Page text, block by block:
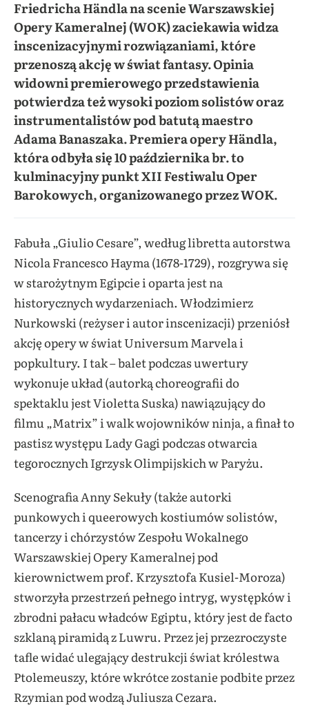
Friedricha Händla na scenie Warszawskiej
Opery Kameralnej (WOK) zaciekawia widza
inscenizacyjnymi rozwiązaniami, które
przenoszą akcję w świat fantasy. Opinia
widowni premierowego przedstawienia
potwierdza też wysoki poziom solistów oraz
instrumentalistów pod batutą maestro
Adama Banaszaka. Premiera opery Händla,
która odbyła się 10 października br. to
kulminacyjny punkt XII Festiwalu Oper
Barokowych, organizowanego przez WOK.
Fabuła „Giulio Cesare”, według libretta autorstwa
Nicola Francesco Hayma (1678-1729), rozgrywa się
w starożytnym Egipcie i oparta jest na
historycznych wydarzeniach. Włodzimierz
Nurkowski (reżyser i autor inscenizacji) przeniósł
akcję opery w świat Universum Marvela i
popkultury. I tak – balet podczas uwertury
wykonuje układ (autorką choreografii do
spektaklu jest Violetta Suska) nawiązujący do
filmu „Matrix” i walk wojowników ninja, a finał to
pastisz występu Lady Gagi podczas otwarcia
tegorocznych Igrzysk Olimpijskich w Paryżu.
Scenografia Anny Sekuły (także autorki
punkowych i queerowych kostiumów solistów,
tancerzy i chórzystów Zespołu Wokalnego
Warszawskiej Opery Kameralnej pod
kierownictwem prof. Krzysztofa Kusiel-Moroza)
stworzyła przestrzeń pełnego intryg, występków i
zbrodni pałacu władców Egiptu, który jest de facto
szklaną piramidą z Luwru. Przez jej przezroczyste
tafle widać ulegający destrukcji świat królestwa
Ptolemeuszy, które wkrótce zostanie podbite przez
Rzymian pod wodzą Juliusza Cezara.